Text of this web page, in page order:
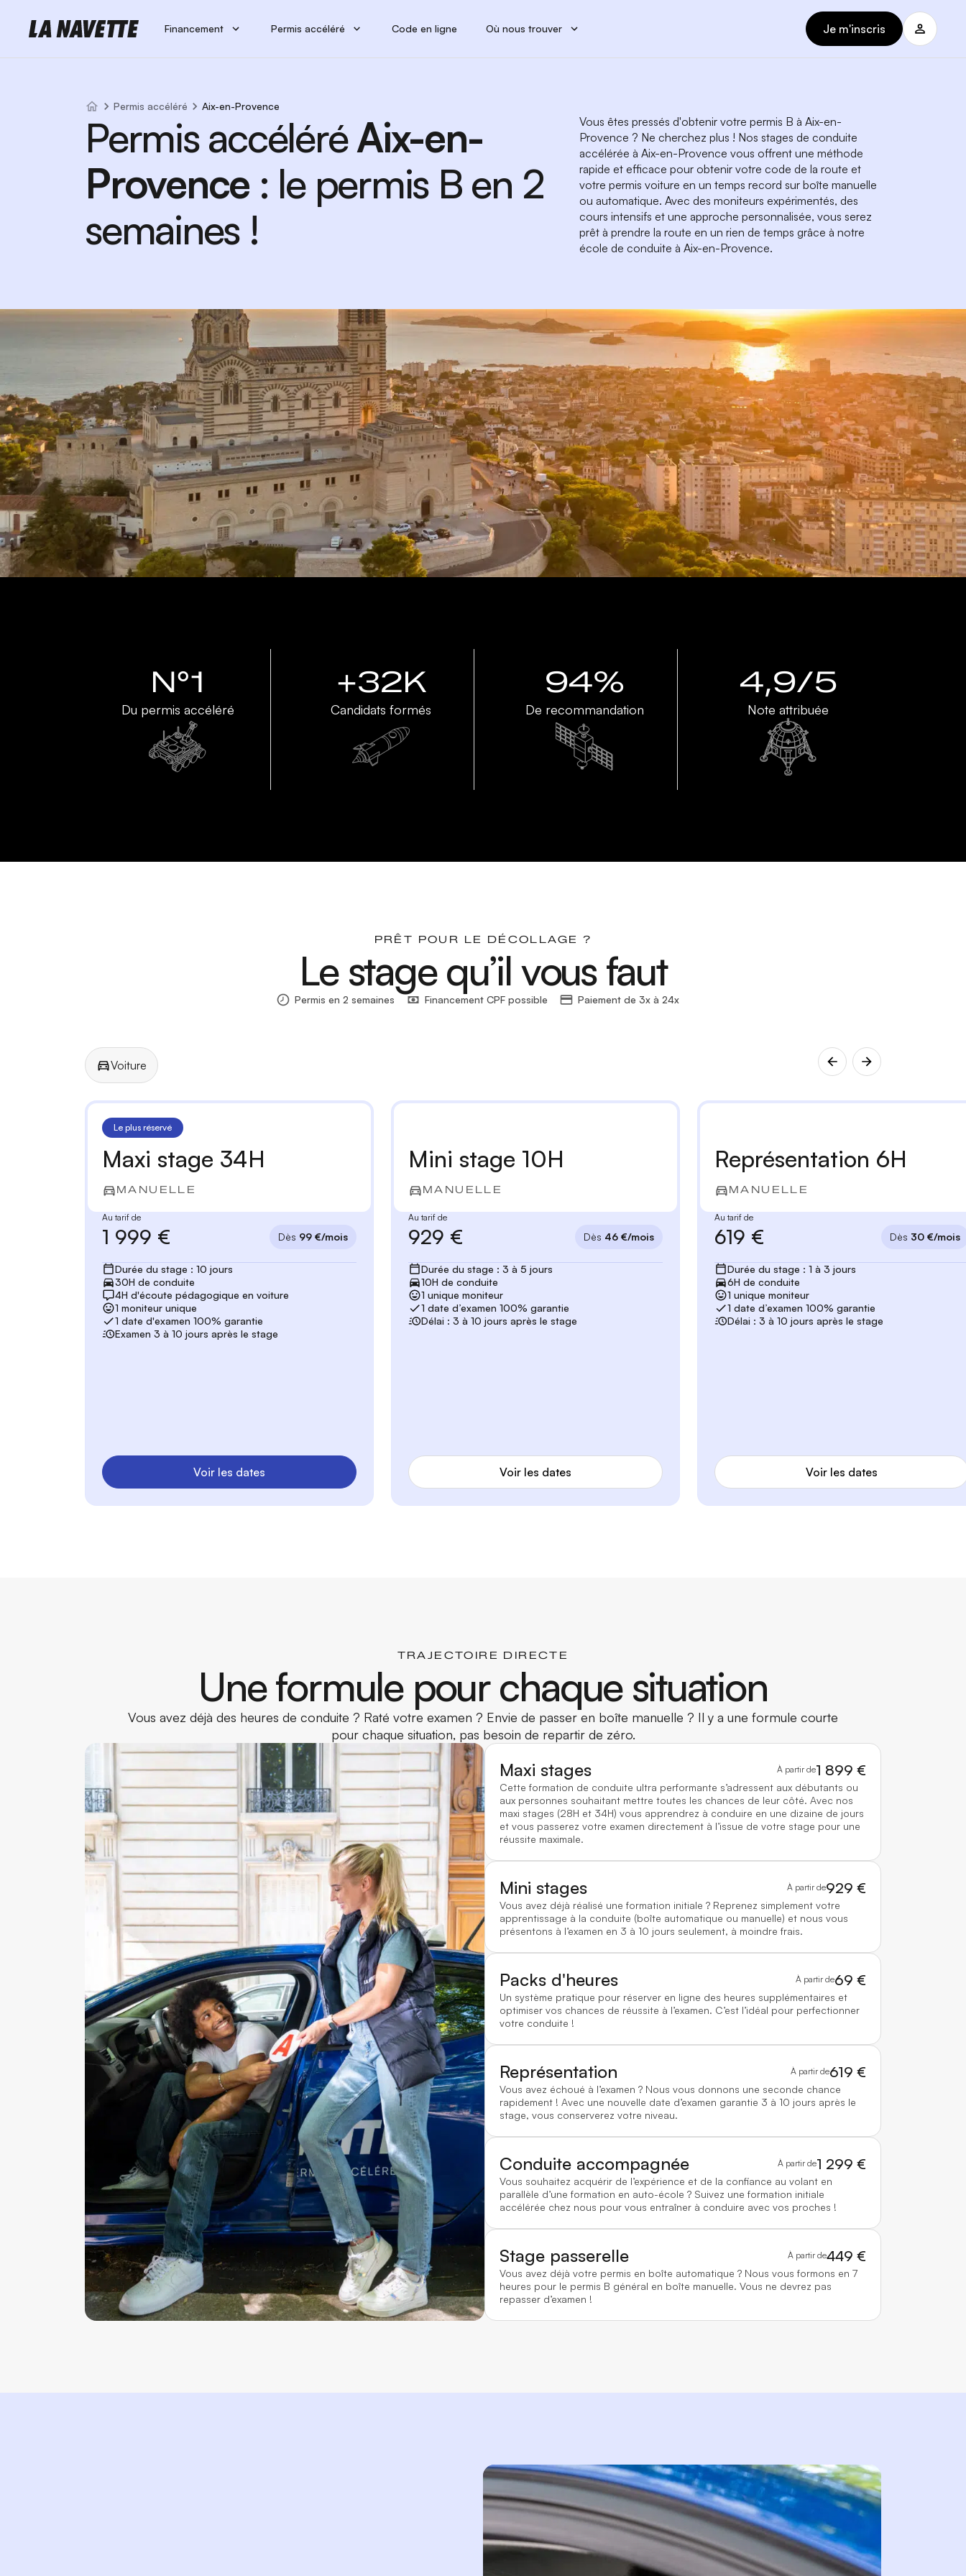
Financement Permis accéléré Code en ligne Où nous trouver Je m'inscris
Permis accéléré Aix-en-Provence
Permis accéléréAix-en-
Provence : le permis B en 2
semaines !
Vous êtes pressés d'obtenir votre permis B à Aix-en-
Provence ? Ne cherchez plus ! Nos stages de conduite
accélérée à Aix-en-Provence vous offrent une méthode
rapide et efficace pour obtenir votre code de la route et
votre permis voiture en un temps record sur boîte manuelle
ou automatique. Avec des moniteurs expérimentés, des
cours intensifs et une approche personnalisée, vous serez
prêt à prendre la route en un rien de temps grâce à notre
école de conduite à Aix-en-Provence.
N°1
Du permis accéléré
+32K
Candidats formés
94%
De recommandation
4,9/5
Note attribuée
PRÊT POUR LE DÉCOLLAGE ?
Le stage qu’il vous faut
Permis en 2 semaines Financement CPF possible Paiement de 3x à 24x
Voiture
Le plus réservé
Maxi stage 34H
MANUELLE
Au tarif de
1 999 € Dès 99 €/mois
Durée du stage : 10 jours
30H de conduite
4H d'écoute pédagogique en voiture
1 moniteur unique
1 date d'examen 100% garantie
Examen 3 à 10 jours après le stage
Voir les dates
Mini stage 10H
MANUELLE
Au tarif de
929 € Dès 46 €/mois
Durée du stage : 3 à 5 jours
10H de conduite
1 unique moniteur
1 date d’examen 100% garantie
Délai : 3 à 10 jours après le stage
Voir les dates
Représentation 6H
MANUELLE
Au tarif de
619 € Dès 30 €/mois
Durée du stage : 1 à 3 jours
6H de conduite
1 unique moniteur
1 date d’examen 100% garantie
Délai : 3 à 10 jours après le stage
Voir les dates
TRAJECTOIRE DIRECTE
Une formule pour chaque situation
Vous avez déjà des heures de conduite ? Raté votre examen ? Envie de passer en boîte manuelle ? Il y a une formule courte
pour chaque situation, pas besoin de repartir de zéro.
Maxi stages À partir de1 899 €
Cette formation de conduite ultra performante s’adressent aux débutants ou
aux personnes souhaitant mettre toutes les chances de leur côté. Avec nos
maxi stages (28H et 34H) vous apprendrez à conduire en une dizaine de jours
et vous passerez votre examen directement à l’issue de votre stage pour une
réussite maximale.
Mini stages À partir de929 €
Vous avez déjà réalisé une formation initiale ? Reprenez simplement votre
apprentissage à la conduite (boîte automatique ou manuelle) et nous vous
présentons à l’examen en 3 à 10 jours seulement, à moindre frais.
Packs d'heures À partir de69 €
Un système pratique pour réserver en ligne des heures supplémentaires et
optimiser vos chances de réussite à l’examen. C’est l’idéal pour perfectionner
votre conduite !
Représentation À partir de619 €
Vous avez échoué à l’examen ? Nous vous donnons une seconde chance
rapidement ! Avec une nouvelle date d’examen garantie 3 à 10 jours après le
stage, vous conserverez votre niveau.
Conduite accompagnée À partir de1 299 €
Vous souhaitez acquérir de l’expérience et de la confiance au volant en
parallèle d’une formation en auto-école ? Suivez une formation initiale
accélérée chez nous pour vous entraîner à conduire avec vos proches !
Stage passerelle À partir de449 €
Vous avez déjà votre permis en boîte automatique ? Nous vous formons en 7
heures pour le permis B général en boîte manuelle. Vous ne devrez pas
repasser d’examen !